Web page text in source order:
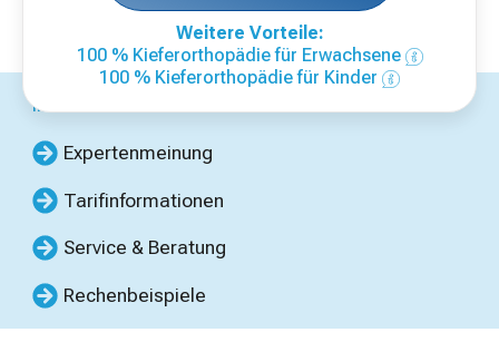
Weitere Vorteile:
100 % Kieferorthopädie für Erwachsene
100 % Kieferorthopädie für Kinder
Inhalte dieser Seite
Expertenmeinung
Tarifinformationen
Service & Beratung
Rechenbeispiele